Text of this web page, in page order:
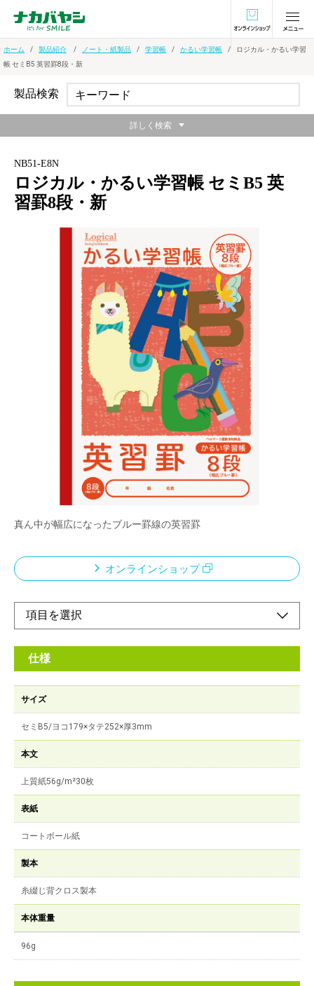
オンラインショ
ホーム 製品紹介 ノート・紙製品 学習帳 かるい学習帳
ロジカル・かるい学習
帳 セミB5 英習罫8段・新
NB51-E8N
ロジカル・かるい学習帳 セミB5 英
習罫8段・新
「エアー用紙」を使用したロジカル学習帳
メーカー希望小売価格：
科目の増加など、荷物が多くなる、小学校・中高学年向けノート
従来商品より約20％軽量化。本文には厚みはそのまま裏うつりは
ベルマーク運動参加商品
このノートの売り上げの一部は「あしなが育英会」に寄付されま
真ん中が幅広になったブルー罫線の英習罫
オンラインショップ
仕様
サイズ
セミB5/ヨコ179×タテ252×厚3mm
本文
上質紙56g/m²30枚
表紙
コートボール紙
製本
糸綴じ背クロス製本
本体重量
96g
製品検索
詳しく検索